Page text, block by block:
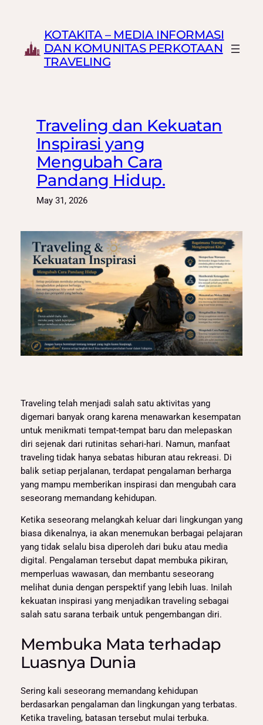
KOTAKITA – MEDIA INFORMASI
DAN KOMUNITAS PERKOTAAN
TRAVELING
Traveling dan Kekuatan
Inspirasi yang
Mengubah Cara
Pandang Hidup.
May 31, 2026
Traveling telah menjadi salah satu aktivitas yang
digemari banyak orang karena menawarkan kesempatan
untuk menikmati tempat-tempat baru dan melepaskan
diri sejenak dari rutinitas sehari-hari. Namun, manfaat
traveling tidak hanya sebatas hiburan atau rekreasi. Di
balik setiap perjalanan, terdapat pengalaman berharga
yang mampu memberikan inspirasi dan mengubah cara
seseorang memandang kehidupan.
Ketika seseorang melangkah keluar dari lingkungan yang
biasa dikenalnya, ia akan menemukan berbagai pelajaran
yang tidak selalu bisa diperoleh dari buku atau media
digital. Pengalaman tersebut dapat membuka pikiran,
memperluas wawasan, dan membantu seseorang
melihat dunia dengan perspektif yang lebih luas. Inilah
kekuatan inspirasi yang menjadikan traveling sebagai
salah satu sarana terbaik untuk pengembangan diri.
Membuka Mata terhadap
Luasnya Dunia
Sering kali seseorang memandang kehidupan
berdasarkan pengalaman dan lingkungan yang terbatas.
Ketika traveling, batasan tersebut mulai terbuka.